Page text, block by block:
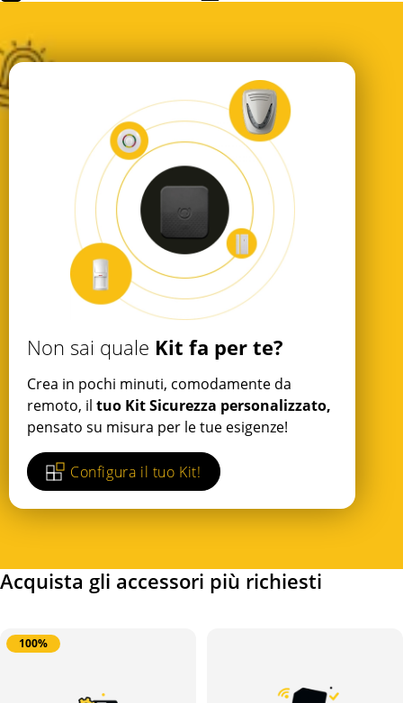
Non sai quale Kit fa per te?
Crea in pochi minuti, comodamente da
remoto, il tuo Kit Sicurezza personalizzato,
pensato su misura per le tue esigenze!
Configura il tuo Kit!
Acquista gli accessori più richiesti
100%